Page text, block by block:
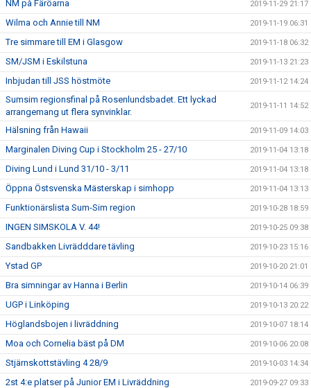
NM på Färöarna 2019-11-29 21:17
Wilma och Annie till NM 2019-11-19 06:31
Tre simmare till EM i Glasgow 2019-11-18 06:32
SM/JSM i Eskilstuna 2019-11-13 21:23
Inbjudan till JSS höstmöte 2019-11-12 14:24
Sumsim regionsfinal på Rosenlundsbadet. Ett lyckad
arrangemang ut flera synvinklar.
2019-11-11 14:52
Hälsning från Hawaii 2019-11-09 14:03
Marginalen Diving Cup i Stockholm 25 - 27/10 2019-11-04 13:18
Diving Lund i Lund 31/10 - 3/11 2019-11-04 13:18
Öppna Östsvenska Mästerskap i simhopp 2019-11-04 13:13
Funktionärslista Sum-Sim region 2019-10-28 18:59
INGEN SIMSKOLA V. 44! 2019-10-25 09:38
Sandbakken Livrädddare tävling 2019-10-23 15:16
Ystad GP 2019-10-20 21:01
Bra simningar av Hanna i Berlin 2019-10-14 06:39
UGP i Linköping 2019-10-13 20:22
Höglandsbojen i livräddning 2019-10-07 18:14
Moa och Cornelia bäst på DM 2019-10-06 20:08
Stjärnskottstävling 4 28/9 2019-10-03 14:34
2st 4:e platser på Junior EM i Livräddning 2019-09-27 09:33